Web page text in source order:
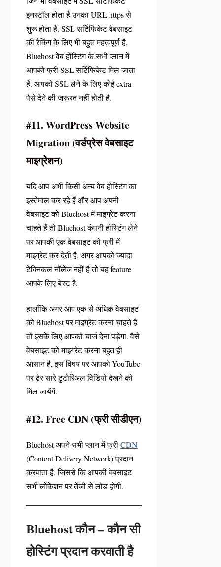
इनस्टॉल होता है उनका URL https से
शुरू होता है. SSL सर्टिफिकेट वेबसाइट
की रैंकिंग के लिए भी बहुत महत्वपूर्ण है.
Bluehost वेब होस्टिंग के सभी प्लान में
आपको फ्री SSL सर्टिफिकेट मिल जाता
है. आपको SSL लेने के लिए कोई extra
पैसे देने की जरूरत नहीं होती है.
#11. WordPress Website
Migration (वर्डप्रेस वेबसाइट
माइग्रेशन)
यदि आप अभी किसी अन्य वेब होस्टिंग का
इस्तेमाल कर रहे हैं और आप अपनी
वेबसाइट को Bluehost में माइग्रेट करना
चाहते हैं तो Bluehost कंपनी होस्टिंग लेने
पर आपकी एक वेबसाइट को फ्री में
माइग्रेट कर देती है. अगर आपको ज्यादा
टेक्निकल नॉलेज नहीं है तो यह feature
आपके लिए बेस्ट है.
हालाँकि अगर आप एक से अधिक वेबसाइट
को Bluehost पर माइग्रेट करना चाहते हैं
तो इसके लिए आपको चार्ज देना पड़ेगा. वैसे
वेबसाइट को माइग्रेट करना बहुत ही
आसान है, इस विषय पर आपको YouTube
पर ढेर सारे टुटोरिअल विडियो देखने को
मिल जायेंगें.
#12. Free CDN (फ्री सीडीएन)
Bluehost अपने सभी प्लान में फ्रीCDN
(Content Delivery Network) प्रदान
करवाता है, जिससे कि आपकी वेबसाइट
सभी लोकेशन पर तेजी से लोड होगी.
Bluehostकौन – कौन सी
होस्टिंग प्रदान करवाती है